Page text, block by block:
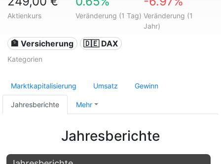
Aktienkurs Veränderung (1 Tag) Veränderung (1
Jahr)
🏦 Versicherung 🇩🇪 DAX
Kategorien
Marktkapitalisierung Umsatz Gewinn
Jahresberichte Mehr
Jahresberichte